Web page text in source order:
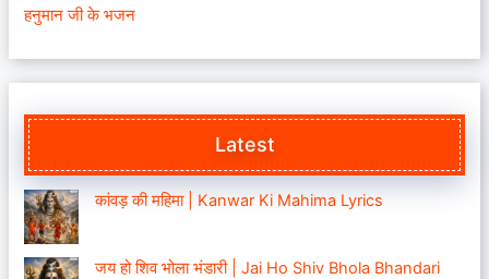
हनुमान जी के भजन
Latest
कांवड़ की महिमा | Kanwar Ki Mahima Lyrics
जय हो शिव भोला भंडारी | Jai Ho Shiv Bhola Bhandari